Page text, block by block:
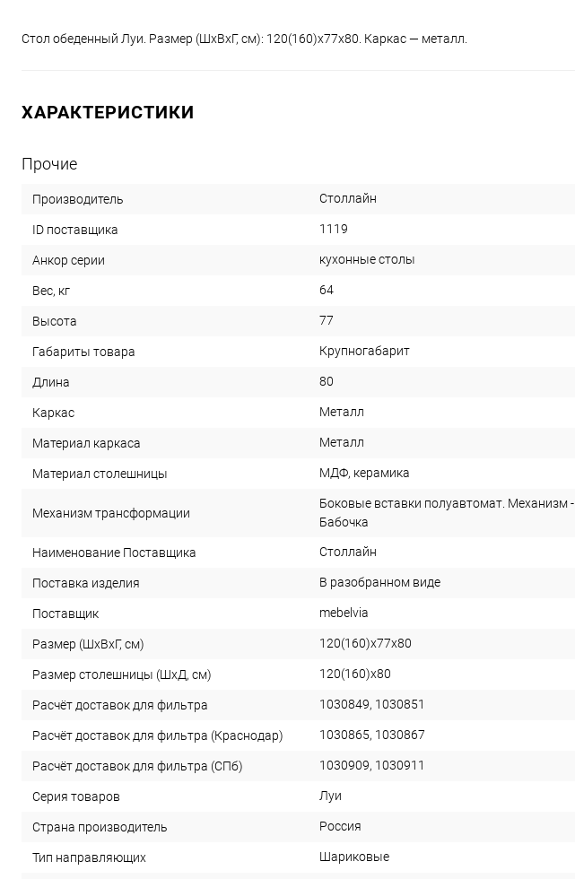
Стол обеденный Луи. Размер (ШхВхГ, см): 120(160)х77х80. Каркас — металл.
ХАРАКТЕРИСТИКИ
Прочие
Производитель Столлайн
ID поставщика 1119
Анкор серии кухонные столы
Вес, кг 64
Высота 77
Габариты товара Крупногабарит
Длина 80
Каркас Металл
Материал каркаса Металл
Материал столешницы МДФ, керамика
Механизм трансформации
Боковые вставки полуавтомат. Механизм -
Бабочка
Наименование Поставщика Столлайн
Поставка изделия В разобранном виде
Поставщик mebelvia
Размер (ШхВхГ, см) 120(160)х77х80
Размер столешницы (ШхД, см) 120(160)х80
Расчёт доставок для фильтра 1030849, 1030851
Расчёт доставок для фильтра (Краснодар) 1030865, 1030867
Расчёт доставок для фильтра (СПб) 1030909, 1030911
Серия товаров Луи
Страна производитель Россия
Тип направляющих Шариковые